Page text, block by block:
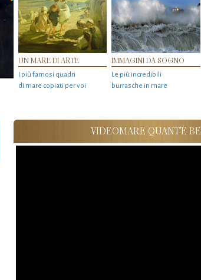
UN MARE DI ARTE
I più famosi quadri
di mare copiati per voi
IMMAGINI DA SOGNO
Le più incredibili
burrasche in mare
VIDEOMARE QUANT'È